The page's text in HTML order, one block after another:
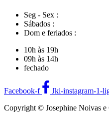
Seg - Sex :
Sábados :
Dom e feriados :
10h às 19h
09h às 14h
fechado
Facebook-f Jki-instagram-1-
Copyright © Josephine Noivas e